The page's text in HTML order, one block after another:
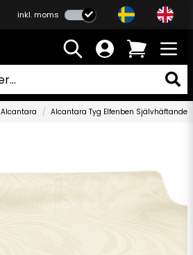
inkl. moms
Alcantara Alcantara Tyg Elfenben Självhäftande